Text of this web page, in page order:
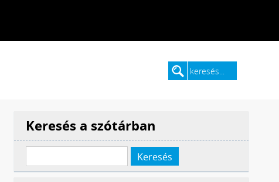
Keresés a szótárban